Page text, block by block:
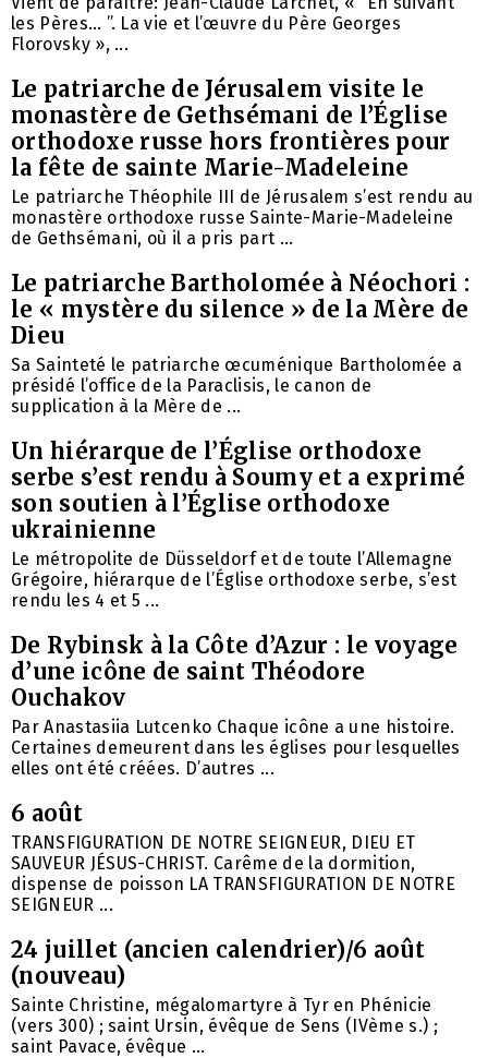
les Pères… ”. La vie et l’œuvre du Père Georges
Florovsky », ...
Le patriarche de Jérusalem visite le
monastère de Gethsémani de l’Église
orthodoxe russe hors frontières pour
la fête de sainte Marie-Madeleine
Le patriarche Théophile III de Jérusalem s’est rendu au
monastère orthodoxe russe Sainte-Marie-Madeleine
de Gethsémani, où il a pris part ...
Le patriarche Bartholomée à Néochori :
le « mystère du silence » de la Mère de
Dieu
Sa Sainteté le patriarche œcuménique Bartholomée a
présidé l’office de la Paraclisis, le canon de
supplication à la Mère de ...
Un hiérarque de l’Église orthodoxe
serbe s’est rendu à Soumy et a exprimé
son soutien à l’Église orthodoxe
ukrainienne
Le métropolite de Düsseldorf et de toute l’Allemagne
Grégoire, hiérarque de l’Église orthodoxe serbe, s’est
rendu les 4 et 5 ...
De Rybinsk à la Côte d’Azur : le voyage
d’une icône de saint Théodore
Ouchakov
Par Anastasiia Lutcenko Chaque icône a une histoire.
Certaines demeurent dans les églises pour lesquelles
elles ont été créées. D’autres ...
6 août
TRANSFIGURATION DE NOTRE SEIGNEUR, DIEU ET
SAUVEUR JÉSUS-CHRIST. Carême de la dormition,
dispense de poisson LA TRANSFIGURATION DE NOTRE
SEIGNEUR ...
24 juillet (ancien calendrier)/6 août
(nouveau)
Sainte Christine, mégalomartyre à Tyr en Phénicie
(vers 300) ; saint Ursin, évêque de Sens (IVème s.) ;
saint Pavace, évêque ...